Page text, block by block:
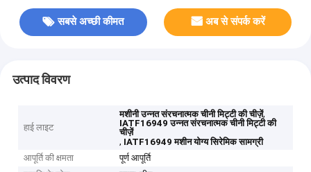
सबसे अच्छी कीमत अब से संपर्क करें
उत्पाद विवरण
हाई लाइट
मशीनी उन्नत संरचनात्मक चीनी मिट्टी की चीज़ें,
IATF16949 उन्नत संरचनात्मक चीनी मिट्टी की
चीज़ें
, IATF16949 मशीन योग्य सिरेमिक सामग्री
आपूर्ति की क्षमता
पूर्ण आपूर्ति